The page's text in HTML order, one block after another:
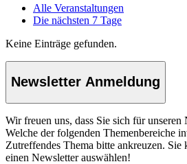
Alle Veranstaltungen
Die nächsten 7 Tage
Keine Einträge gefunden.
Newsletter Anmeldung
Wir freuen uns, dass Sie sich für unseren
Welche der folgenden Themenbereiche
Zutreffendes Thema bitte ankreuzen. Sie
einen Newsletter auswählen!